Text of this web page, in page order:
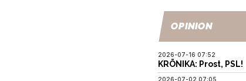
OPINION
2026-07-16 07:52
KRÖNIKA: Prost, PSL!
2026-07-02 07:05